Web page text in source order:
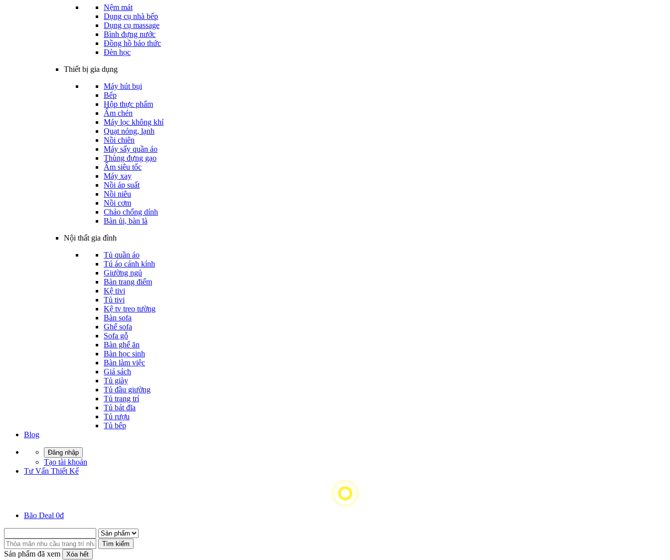
Nệm mát
Dụng cụ nhà bếp
Dụng cụ massage
Bình đựng nước
Đồng hồ báo thức
Đèn học
Thiết bị gia dụng
Máy hút bụi
Bếp
Hộp thực phẩm
Ấm chén
Máy lọc không khí
Quạt nóng, lạnh
Nồi chiên
Máy sấy quần áo
Thùng đựng gạo
Ấm siêu tốc
Máy xay
Nồi áp suất
Nồi niêu
Nồi cơm
Chảo chống dính
Bàn ủi, bàn là
Nội thất gia đình
Tủ quần áo
Tú áo cánh kính
Giường ngủ
Bàn trang điểm
Kệ tivi
Tủ tivi
Kệ tv treo tường
Bàn sofa
Ghế sofa
Sofa gỗ
Bàn ghế ăn
Bàn học sinh
Bàn làm việc
Giá sách
Tủ giày
Tủ đầu giường
Tủ trang trí
Tủ bát đĩa
Tủ rượu
Tủ bếp
Blog
Đăng nhập
Tạo tài khoản
Tư Vấn Thiết Kế
Bão Deal 0đ
Tìm kiếm
Sản phẩm đã xem Xóa hết